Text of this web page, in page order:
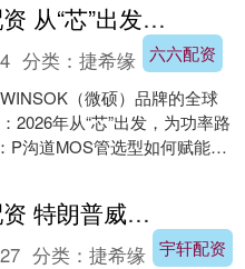
六六配资 从“芯”出发，为功率路径“把关”：MOS管选型如何赋能终端能效
六六配资
分类：捷希缘
（微硕）品牌的全球
2026年从“芯”出发，为功率路
P沟道MOS管选型如何赋能终
宇轩配资 特朗普威胁伊朗不要向美国船开火
宇轩配资
分类：捷希缘